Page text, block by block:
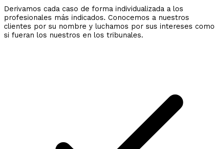
Derivamos cada caso de forma individualizada a los
profesionales más indicados. Conocemos a nuestros
clientes por su nombre y luchamos por sus intereses como
si fueran los nuestros en los tribunales.